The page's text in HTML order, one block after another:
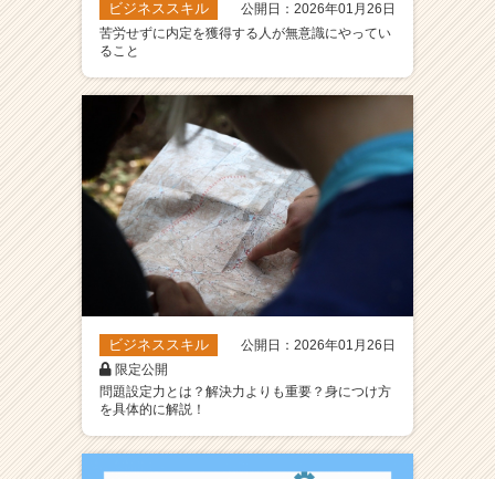
ビジネススキル
公開日：2026年01月26日
苦労せずに内定を獲得する人が無意識にやってい
ること
ビジネススキル
公開日：2026年01月26日
限定公開
問題設定力とは？解決力よりも重要？身につけ方
を具体的に解説！